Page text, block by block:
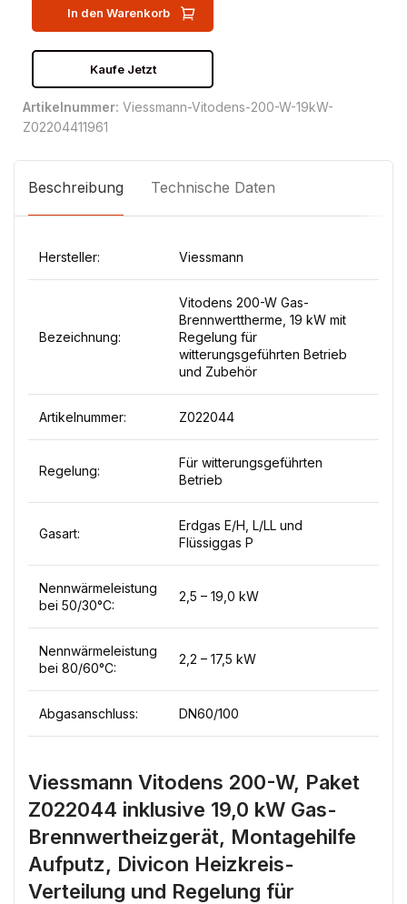
In den Warenkorb
Kaufe Jetzt
Artikelnummer: Viessmann-Vitodens-200-W-19kW-
Z02204411961
Beschreibung Technische Daten
Hersteller: Viessmann
Bezeichnung:
Vitodens 200-W Gas-
Brennwerttherme, 19 kW mit
Regelung für
witterungsgeführten Betrieb
und Zubehör
Artikelnummer: Z022044
Regelung:
Für witterungsgeführten
Betrieb
Gasart:
Erdgas E/H, L/LL und
Flüssiggas P
Nennwärmeleistung
bei 50/30°C:
2,5 – 19,0 kW
Nennwärmeleistung
bei 80/60°C:
2,2 – 17,5 kW
Abgasanschluss: DN60/100
Viessmann Vitodens 200-W, Paket
Z022044 inklusive 19,0 kW Gas-
Brennwertheizgerät, Montagehilfe
Aufputz, Divicon Heizkreis-
Verteilung und Regelung für